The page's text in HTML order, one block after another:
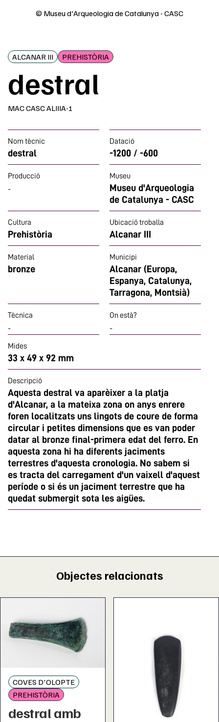
© Museu d'Arqueologia de Catalunya - CASC
ALCANAR III PREHISTÒRIA
destral
MAC CASC ALIIIA-1
Nom tècnic
destral
Datació
-1200 / -600
Producció
-
Museu
Museu d'Arqueologia
de Catalunya - CASC
Cultura
Prehistòria
Ubicació troballa
Alcanar III
Material
bronze
Municipi
Alcanar (Europa,
Espanya, Catalunya,
Tarragona, Montsià)
Tècnica
-
On està?
-
Mides
33 x 49 x 92 mm
Descripció
Aquesta destral va aparèixer a la platja
d'Alcanar, a la mateixa zona on anys enrere
foren localitzats uns lingots de coure de forma
circular i petites dimensions que es van poder
datar al bronze final-primera edat del ferro. En
aquesta zona hi ha diferents jaciments
terrestres d'aquesta cronologia. No sabem si
es tracta del carregament d'un vaixell d'aquest
període o si és un jaciment terrestre que ha
quedat submergit sota les aigües.
Objectes relacionats
COVES D'OLOPTE
PREHISTÒRIA
destral amb